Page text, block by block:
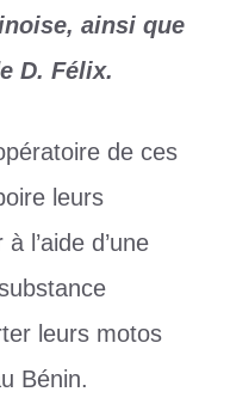
ainsi que
D. Félix.
de ces
leurs
l’aide d’une
leurs motos
Bénin.